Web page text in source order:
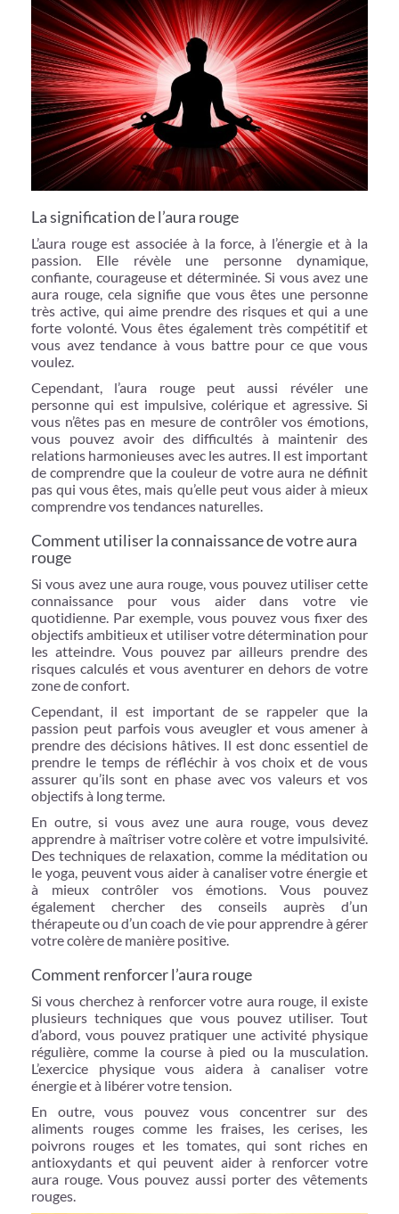
La signification de l’aura rouge
L’aura rouge est associée à la force, à l’énergie et à la
passion. Elle révèle une personne dynamique,
confiante, courageuse et déterminée. Si vous avez une
aura rouge, cela signifie que vous êtes une personne
très active, qui aime prendre des risques et qui a une
forte volonté. Vous êtes également très compétitif et
vous avez tendance à vous battre pour ce que vous
voulez.
Cependant, l’aura rouge peut aussi révéler une
personne qui est impulsive, colérique et agressive. Si
vous n’êtes pas en mesure de contrôler vos émotions,
vous pouvez avoir des difficultés à maintenir des
relations harmonieuses avec les autres. Il est important
de comprendre que la couleur de votre aura ne définit
pas qui vous êtes, mais qu’elle peut vous aider à mieux
comprendre vos tendances naturelles.
Comment utiliser la connaissance de votre aura
rouge
Si vous avez une aura rouge, vous pouvez utiliser cette
connaissance pour vous aider dans votre vie
quotidienne. Par exemple, vous pouvez vous fixer des
objectifs ambitieux et utiliser votre détermination pour
les atteindre. Vous pouvez par ailleurs prendre des
risques calculés et vous aventurer en dehors de votre
zone de confort.
Cependant, il est important de se rappeler que la
passion peut parfois vous aveugler et vous amener à
prendre des décisions hâtives. Il est donc essentiel de
prendre le temps de réfléchir à vos choix et de vous
assurer qu’ils sont en phase avec vos valeurs et vos
objectifs à long terme.
En outre, si vous avez une aura rouge, vous devez
apprendre à maîtriser votre colère et votre impulsivité.
Des techniques de relaxation, comme la méditation ou
le yoga, peuvent vous aider à canaliser votre énergie et
à mieux contrôler vos émotions. Vous pouvez
également chercher des conseils auprès d’un
thérapeute ou d’un coach de vie pour apprendre à gérer
votre colère de manière positive.
Comment renforcer l’aura rouge
Si vous cherchez à renforcer votre aura rouge, il existe
plusieurs techniques que vous pouvez utiliser. Tout
d’abord, vous pouvez pratiquer une activité physique
régulière, comme la course à pied ou la musculation.
L’exercice physique vous aidera à canaliser votre
énergie et à libérer votre tension.
En outre, vous pouvez vous concentrer sur des
aliments rouges comme les fraises, les cerises, les
poivrons rouges et les tomates, qui sont riches en
antioxydants et qui peuvent aider à renforcer votre
aura rouge. Vous pouvez aussi porter des vêtements
rouges.